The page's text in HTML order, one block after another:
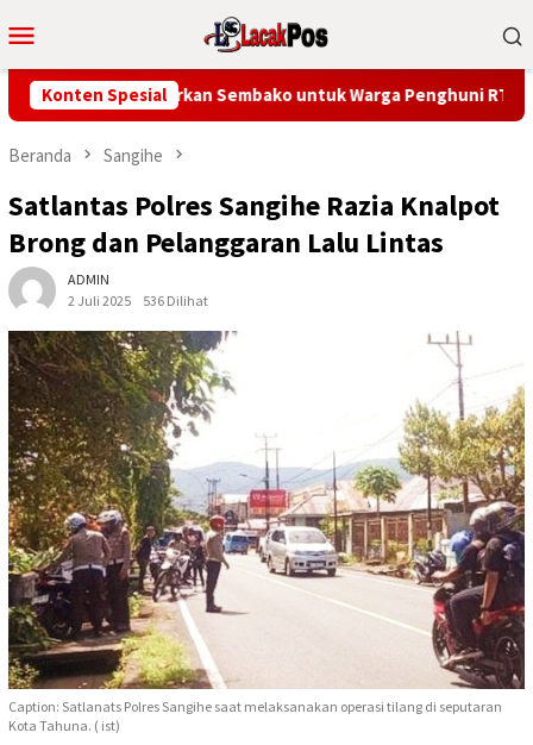
ke
Mobile
Konten Spesial
KCK Salurkan Sembako untuk Warga Penghuni RTLH
Beranda Sangihe
Satlantas Polres Sangihe Razia Knalpot
Brong dan Pelanggaran Lalu Lintas
ADMIN
2 Juli 2025
536 Dilihat
Caption: Satlanats Polres Sangihe saat melaksanakan operasi tilang di seputaran
Kota Tahuna. ( ist)